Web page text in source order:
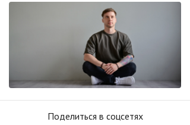
Поделиться в соцсетях